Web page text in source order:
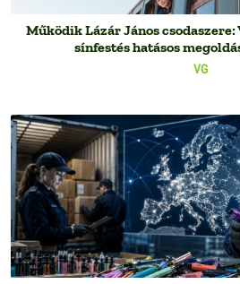
VG
Működik Lázár János
sínfestés hatásos